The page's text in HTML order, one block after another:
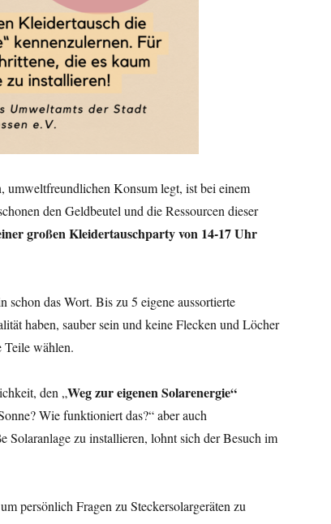
umweltfreundlichen Konsum legt, ist bei einem
den Geldbeutel und die Ressourcen dieser
großen Kleidertauschparty von 14-17 Uhr
das Wort. Bis zu 5 eigene aussortierte
haben, sauber sein und keine Flecken und Löcher
Teile wählen.
den „Weg zur eigenen Solarenergie“
Wie funktioniert das?“ aber auch
Solaranlage zu installieren, lohnt sich der Besuch im
persönlich Fragen zu Steckersolargeräten zu